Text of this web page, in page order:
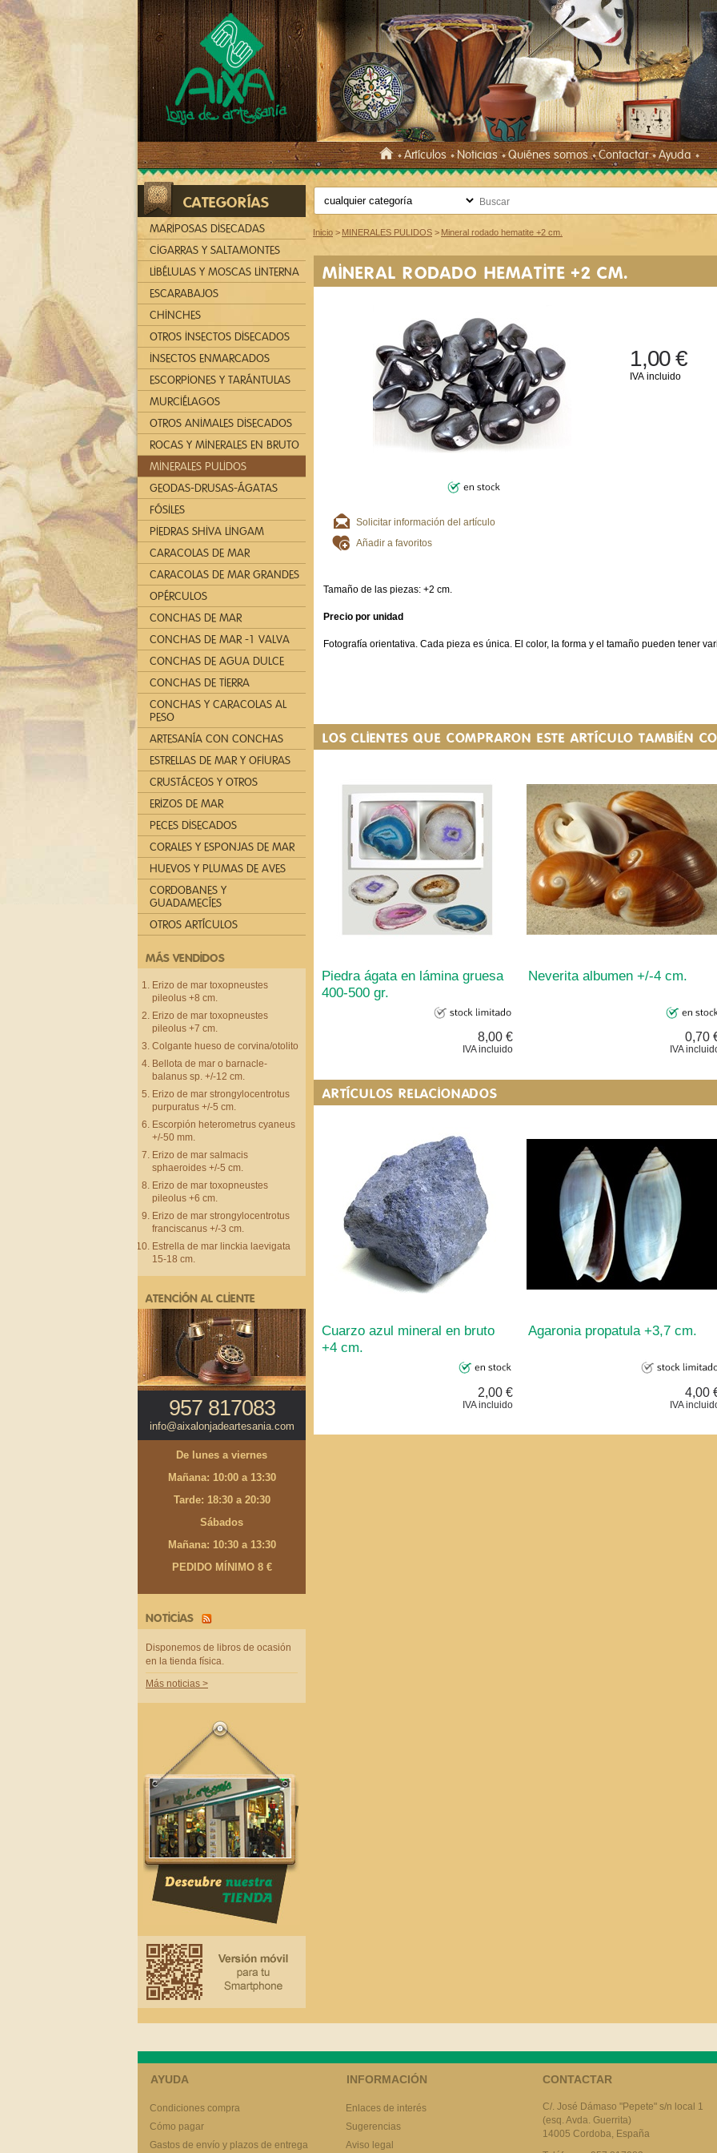
Inicio > MINERALES PULIDOS > Mineral rodado hematite +2 cm.
MINERAL RODADO HEMATITE +2 CM.
1,00 €
IVA incluido
Solicitar información del artículo
Añadir a favoritos
Tamaño de las piezas: +2 cm.
Precio por unidad
Fotografía orientativa. Cada pieza es única. El color, la forma y el tamaño pueden tener
LOS CLIENTES QUE COMPRARON ESTE ARTÍCULO TAMBIÉN
Piedra ágata en lámina gruesa
400-500 gr.
8,00 €
IVA incluido
Neverita albumen +/-4 cm.
0,70
IVA
ARTÍCULOS RELACIONADOS
Cuarzo azul mineral en bruto
+4 cm.
2,00 €
IVA incluido
Agaronia propatula +3,7 cm.
4,00
IVA
CATEGORÍAS
MARIPOSAS DISECADAS
CIGARRAS Y SALTAMONTES
LIBÉLULAS Y MOSCAS LINTERNA
ESCARABAJOS
CHINCHES
OTROS INSECTOS DISECADOS
INSECTOS ENMARCADOS
ESCORPIONES Y TARÁNTULAS
MURCIÉLAGOS
OTROS ANIMALES DISECADOS
ROCAS Y MINERALES EN BRUTO
MINERALES PULIDOS
GEODAS-DRUSAS-ÁGATAS
FÓSILES
PIEDRAS SHIVA LINGAM
CARACOLAS DE MAR
CARACOLAS DE MAR GRANDES
OPÉRCULOS
CONCHAS DE MAR
CONCHAS DE MAR -1 VALVA
CONCHAS DE AGUA DULCE
CONCHAS DE TIERRA
CONCHAS Y CARACOLAS AL
PESO
ARTESANÍA CON CONCHAS
ESTRELLAS DE MAR Y OFIURAS
CRUSTÁCEOS Y OTROS
ERIZOS DE MAR
PECES DISECADOS
CORALES Y ESPONJAS DE MAR
HUEVOS Y PLUMAS DE AVES
CORDOBANES Y
GUADAMECÍES
OTROS ARTÍCULOS
MÁS VENDIDOS
Erizo de mar toxopneustes
pileolus +8 cm.
Erizo de mar toxopneustes
pileolus +7 cm.
Colgante hueso de corvina/otolito
Bellota de mar o barnacle-
balanus sp. +/-12 cm.
Erizo de mar strongylocentrotus
purpuratus +/-5 cm.
Escorpión heterometrus cyaneus
+/-50 mm.
Erizo de mar salmacis
sphaeroides +/-5 cm.
Erizo de mar toxopneustes
pileolus +6 cm.
Erizo de mar strongylocentrotus
franciscanus +/-3 cm.
Estrella de mar linckia laevigata
15-18 cm.
ATENCIÓN AL CLIENTE
957 817083
info@aixalonjadeartesania.com
De lunes a viernes
Mañana: 10:00 a 13:30
Tarde: 18:30 a 20:30
Sábados
Mañana: 10:30 a 13:30
PEDIDO MÍNIMO 8 €
NOTICIAS
Disponemos de libros de ocasión
en la tienda física.
Más noticias >
Artículos Noticias Quiénes somos Contactar Ayuda
AYUDA
Condiciones compra
Cómo pagar
Gastos de envío y plazos de entrega
INFORMACIÓN
Enlaces de interés
Sugerencias
Aviso legal
CONTACTAR
C/. José Dámaso "Pepete" s/n local 1
(esq. Avda. Guerrita)
14005 Cordoba, España